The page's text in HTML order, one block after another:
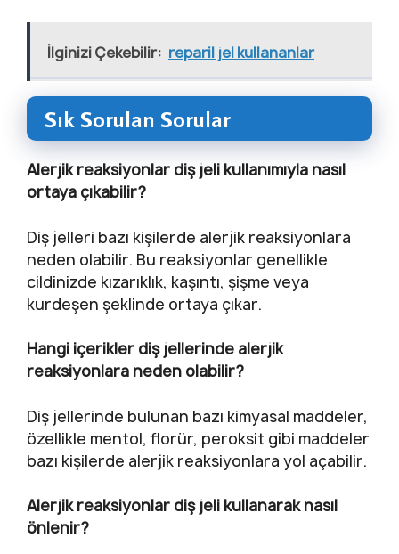
İlginizi Çekebilir: reparil jel kullananlar
Sık Sorulan Sorular
Alerjik reaksiyonlar diş jeli kullanımıyla nasıl
ortaya çıkabilir?
Diş jelleri bazı kişilerde alerjik reaksiyonlara
neden olabilir. Bu reaksiyonlar genellikle
cildinizde kızarıklık, kaşıntı, şişme veya
kurdeşen şeklinde ortaya çıkar.
Hangi içerikler diş jellerinde alerjik
reaksiyonlara neden olabilir?
Diş jellerinde bulunan bazı kimyasal maddeler,
özellikle mentol, florür, peroksit gibi maddeler
bazı kişilerde alerjik reaksiyonlara yol açabilir.
Alerjik reaksiyonlar diş jeli kullanarak nasıl
önlenir?